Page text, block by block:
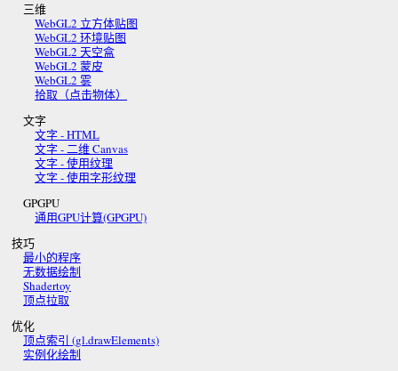
三维
WebGL2 立方体贴图
WebGL2 环境贴图
WebGL2 天空盒
WebGL2 蒙皮
WebGL2 雾
拾取（点击物体）
文字
文字 - HTML
文字 - 二维 Canvas
文字 - 使用纹理
文字 - 使用字形纹理
GPGPU
通用GPU计算(GPGPU)
技巧
最小的程序
无数据绘制
Shadertoy
顶点拉取
优化
顶点索引 (gl.drawElements)
实例化绘制